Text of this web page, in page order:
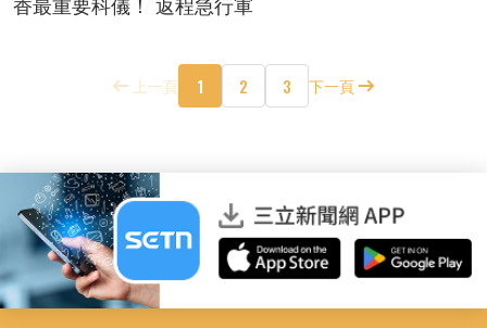
香最重要科儀！ 返程急行軍
上一頁 1 2 3 下一頁